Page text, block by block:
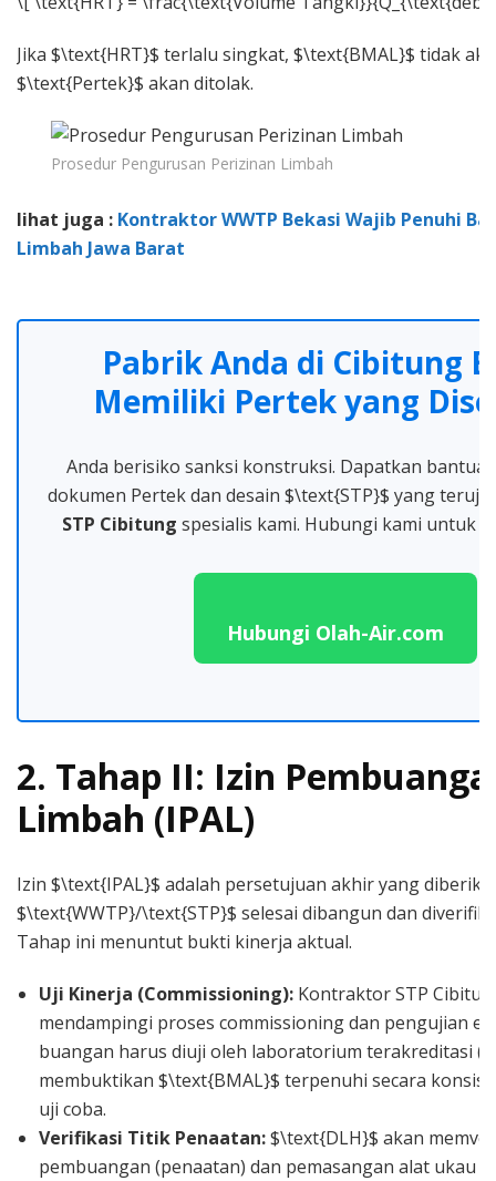
Jika $\text{HRT}$ terlalu singkat, $\text{BMAL}$ tidak
$\text{Pertek}$ akan ditolak.
Prosedur Pengurusan Perizinan Limbah
lihat juga : Kontraktor WWTP Bekasi Wajib Penuhi
Limbah Jawa Barat
Pabrik Anda di Cibitung
Memiliki Pertek yang
Anda berisiko sanksi konstruksi. Dapatkan
dokumen Pertek dan desain $\text{STP}$ yang teruji
STP Cibitung spesialis kami. Hubungi kami untuk
Hubungi Olah-Air.com
2. Tahap II: Izin
Limbah (IPAL)
Izin $\text{IPAL}$ adalah persetujuan akhir yang
$\text{WWTP}/\text{STP}$ selesai dibangun dan
Tahap ini menuntut bukti kinerja aktual.
Uji Kinerja (Commissioning): Kontraktor STP
mendampingi proses commissioning dan pengujian
buangan harus diuji oleh laboratorium terakreditasi
membuktikan $\text{BMAL}$ terpenuhi secara
uji coba.
Verifikasi Titik Penaatan:$\text{DLH}$ akan
pembuangan (penaatan) dan pemasangan alat ukau